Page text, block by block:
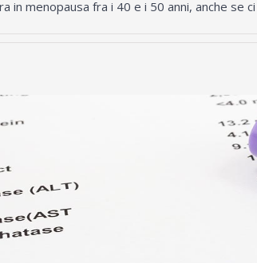
in menopausa fra i 40 e i 50 anni, anche se